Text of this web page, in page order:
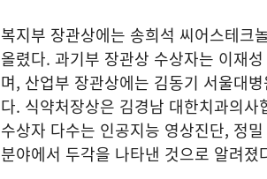
복지부 장관상에는 송희석 씨어스테크
올렸다. 과기부 장관상 수상자는 이재
며, 산업부 장관상에는 김동기 서울대
다. 식약처장상은 김경남 대한치과의
수상자 다수는 인공지능 영상진단, 정
분야에서 두각을 나타낸 것으로 알려졌